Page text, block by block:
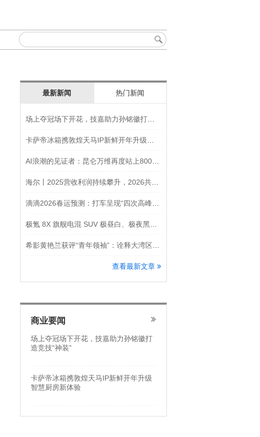
最新新闻 热门新闻
查看最新文章
商业要闻
场上夺冠场下开花，技嘉助力孙铭徽打
造竞技“神装”
卡萨帝冰箱携敦煌天马IP新鲜开年升级
智慧厨房新体验